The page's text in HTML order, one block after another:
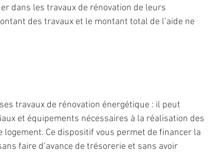
dans les travaux de rénovation de leurs
des travaux et le montant total de l’aide ne
travaux de rénovation énergétique : il peut
et équipements nécessaires à la réalisation des
Ce dispositif vous permet de financer la
faire d’avance de trésorerie et sans avoir